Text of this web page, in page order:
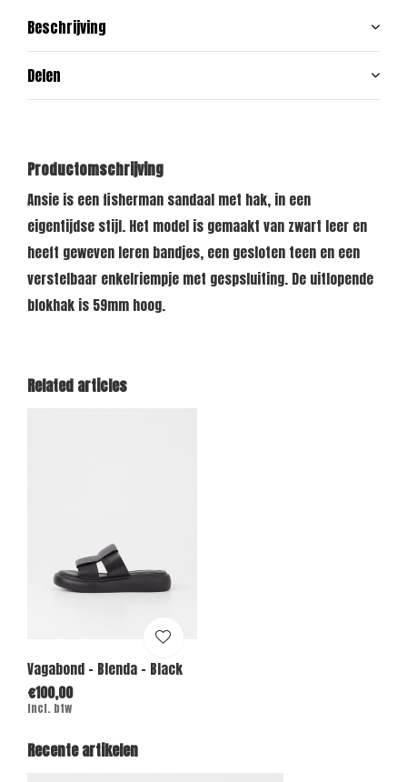
Beschrijving
Delen
Productomschrijving
Ansie is een fisherman sandaal met hak, in een
eigentijdse stijl. Het model is gemaakt van zwart leer en
heeft geweven leren bandjes, een gesloten teen en een
verstelbaar enkelriempje met gespsluiting. De uitlopende
blokhak is 59mm hoog.
Related articles
Vagabond - Blenda - Black
€100,00
Incl. btw
Recente artikelen